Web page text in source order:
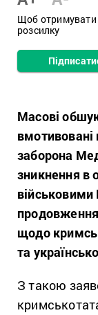
Щоб отримувати
розсилку
Масові
вмотивовані
заборона
зникнення в
військовими
щодо
та
З такою